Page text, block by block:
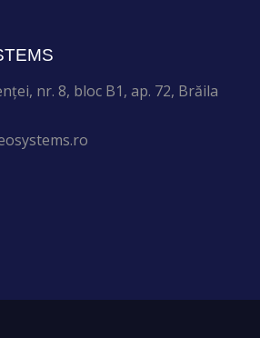
nr. 8, bloc B1, ap. 72, Brăila